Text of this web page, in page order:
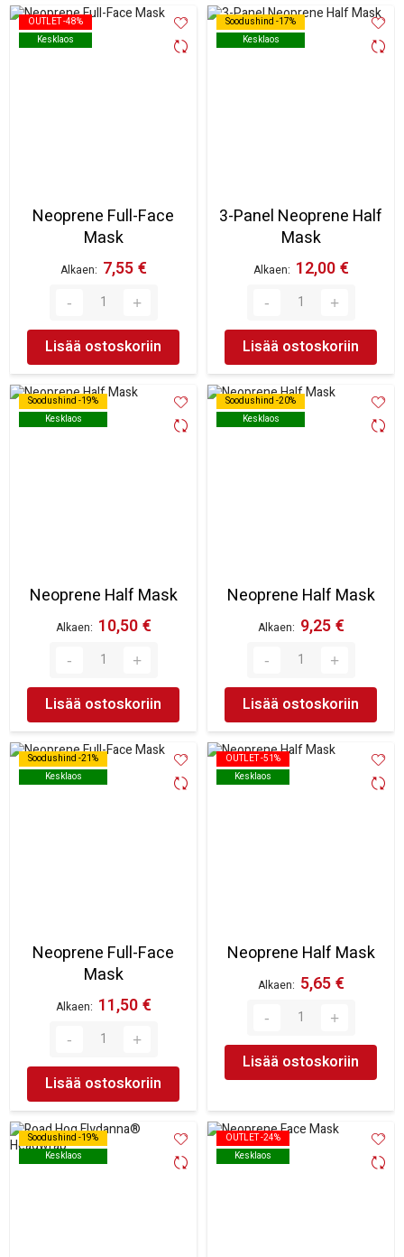
OUTLET -48%
Kesklaos
OUTLET -48%
Kesklaos
Neoprene Full-Face
Mask
Alkaen 7,55 €
Lisää ostoskoriin
Soodushind -17%
Kesklaos
Soodushind -17%
Kesklaos
3-Panel Neoprene Half
Mask
Alkaen 12,00 €
Lisää ostoskoriin
Soodushind -19%
Kesklaos
Soodushind -19%
Kesklaos
Neoprene Half Mask
Alkaen 10,50 €
Lisää ostoskoriin
Soodushind -20%
Kesklaos
Soodushind -20%
Kesklaos
Neoprene Half Mask
Alkaen 9,25 €
Lisää ostoskoriin
Soodushind -21%
Kesklaos
Soodushind -21%
Kesklaos
Neoprene Full-Face
Mask
Alkaen 11,50 €
Lisää ostoskoriin
OUTLET -51%
Kesklaos
OUTLET -51%
Kesklaos
Neoprene Half Mask
Alkaen 5,65 €
Lisää ostoskoriin
Soodushind -19%
Kesklaos
Soodushind -19%
Kesklaos
OUTLET -24%
Kesklaos
OUTLET -24%
Kesklaos